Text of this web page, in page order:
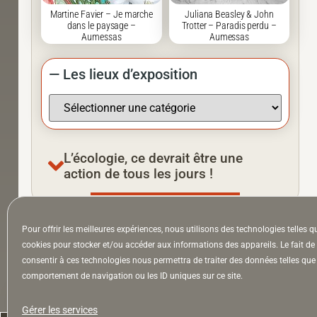
Pour offrir les meilleures expériences, nous utilisons des technologies telles
cookies pour stocker et/ou accéder aux informations des appareils. Le fait de
consentir à ces technologies nous permettra de traiter des données telles que
comportement de navigation ou les ID uniques sur ce site.
Gérer les services
Martine Favier – Je marche
dans le paysage –
Aumessas
Juliana Beasley & John
Trotter – Paradis perdu –
Aumessas
— Les lieux d’exposition
L’écologie, ce devrait être une
action de tous les jours !
À la Une Appel à auteurs Arts